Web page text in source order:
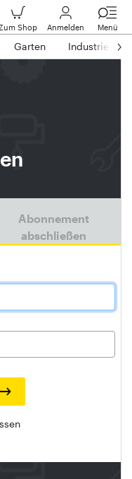
Shop Anmelden Menü
Garten Industrie
Abonnement
abschließen